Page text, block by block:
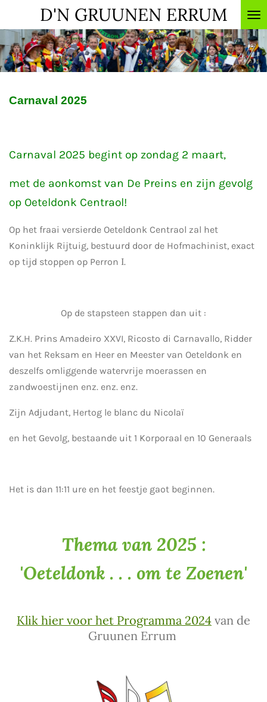
direct
naar
de
D'N GRUUNEN ERRUM
Carnaval 2025
Carnaval 2025 begint op zondag 2 maart,
met de aonkomst van De Preins en zijn gevolg
op Oeteldonk Centraol!
Op het fraai versierde Oeteldonk Centraol zal het
Koninklijk Rijtuig, bestuurd door de Hofmachinist, exact
op tijd stoppen op Perron I.
Op de stapsteen stappen dan uit :
Z.K.H. Prins Amadeiro XXVI, Ricosto di Carnavallo, Ridder
van het Reksam en Heer en Meester van Oeteldonk en
deszelfs omliggende watervrije moerassen en
zandwoestijnen enz. enz. enz.
Zijn Adjudant, Hertog le blanc du Nicolaï
en het Gevolg, bestaande uit 1 Korporaal en 10 Generaals
Het is dan 11:11 ure en het feestje gaot beginnen.
Thema van 2025 :
'Oeteldonk . . . om te Zoenen'
Klik hier voor het Programma 2024 van de
Gruunen Errum